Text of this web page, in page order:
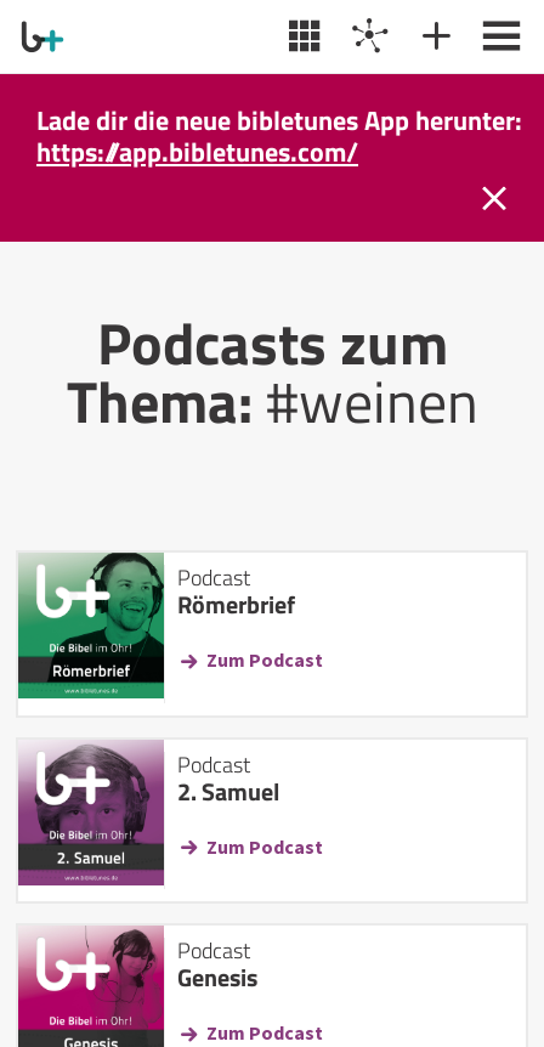
Lade dir die neue bibletunes App herunter:
https://app.bibletunes.com/
Podcasts zum
Thema:#weinen
Podcast
Römerbrief
Zum Podcast
Podcast
2. Samuel
Zum Podcast
Podcast
Genesis
Zum Podcast